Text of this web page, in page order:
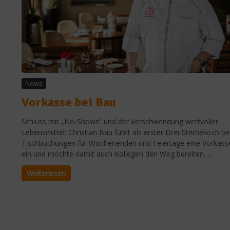
News
Vorkasse bei Bau
Schluss mit „No-Shows“ und der Verschwendung wertvoller
Lebensmittel: Christian Bau führt als erster Drei-Sternekoch
Tischbuchungen für Wochenenden und Feiertage eine
ein und möchte damit auch Kollegen den Weg bereiten. ...
Weiterlesen